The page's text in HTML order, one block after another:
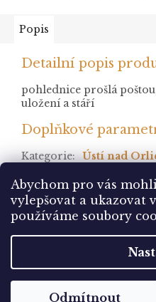
Abychom pro vás
vylepšovat a ukazovat
používáme soubory
Odmítnout
Popis
Detailní popis
pohlednice prošlá
uložení a stáří
Doplňkové
Kategorie: Ústí nad
Copyright 2026
práva vyhrazena.